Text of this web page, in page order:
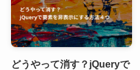
どうやって消す？jQueryで